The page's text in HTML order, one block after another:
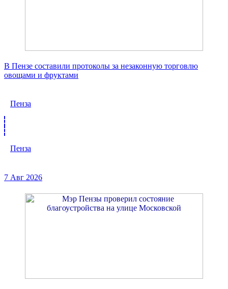
В Пензе составили протоколы за незаконную торговлю
овощами и фруктами
Пенза
Пенза
7 Авг 2026